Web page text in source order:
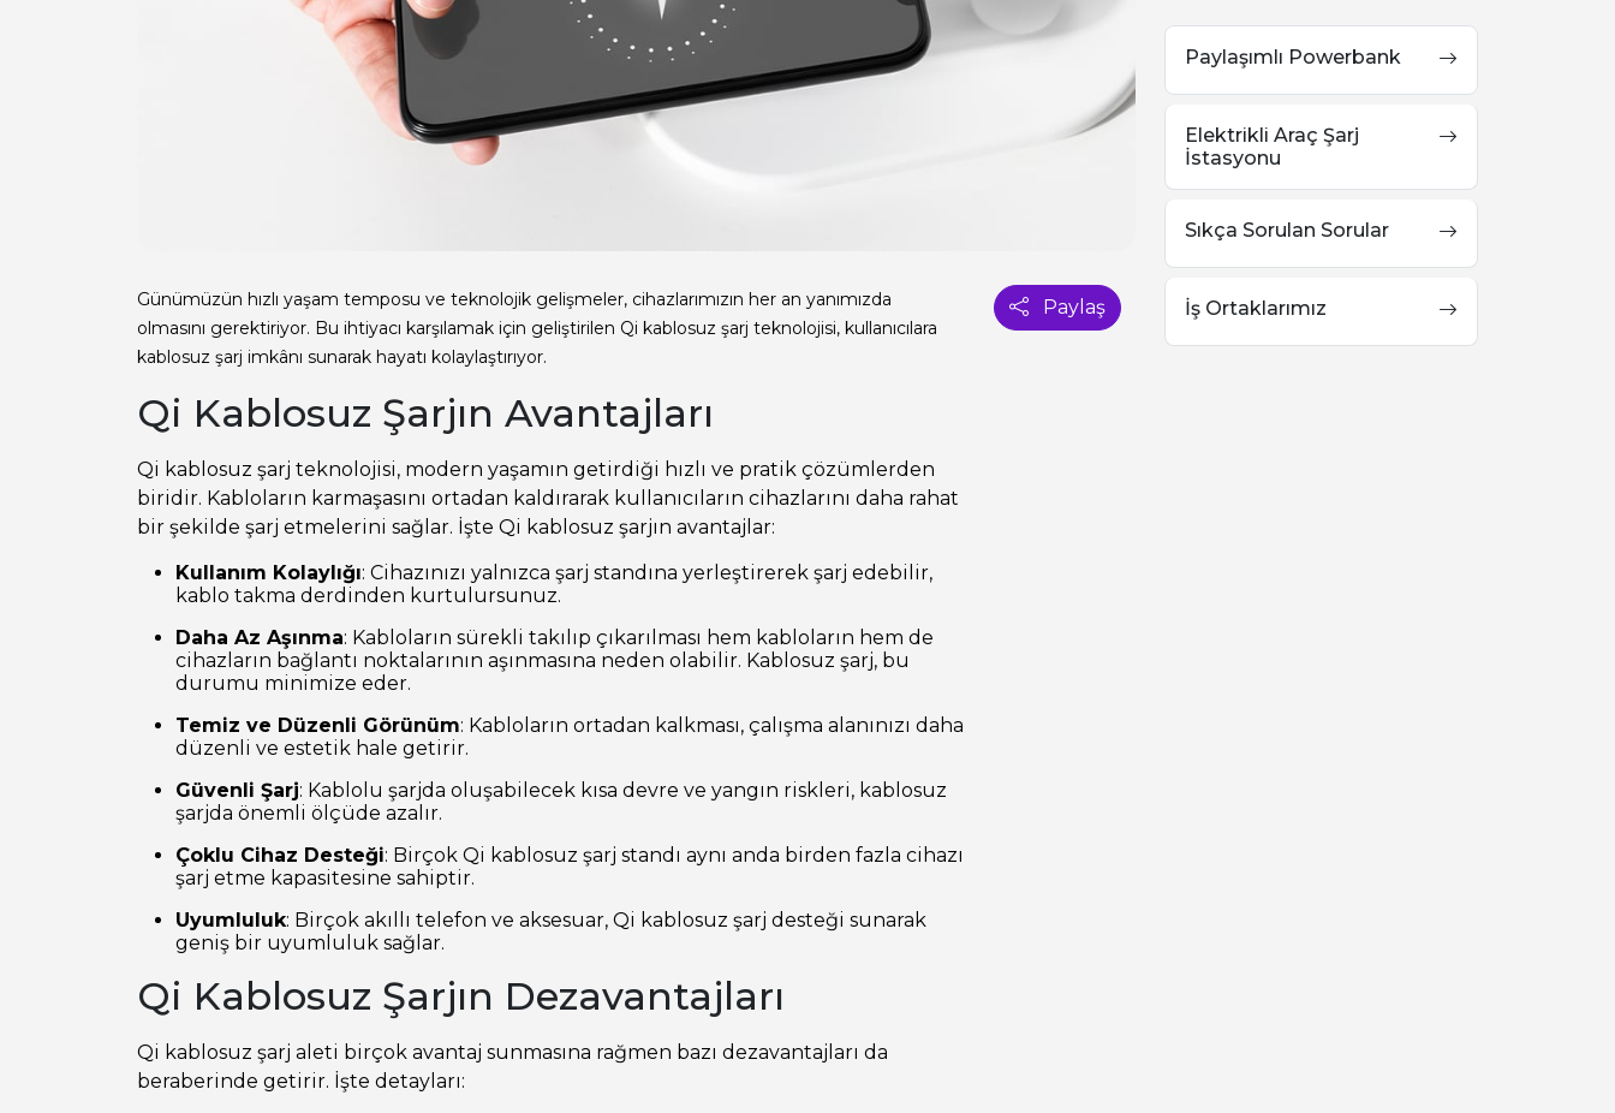
Paylaş
Günümüzün hızlı yaşam temposu ve teknolojik gelişmeler, cihazlarımızın her an yanımızda
olmasını gerektiriyor. Bu ihtiyacı karşılamak için geliştirilen Qi kablosuz şarj teknolojisi, kullanıcılara
kablosuz şarj imkânı sunarak hayatı kolaylaştırıyor.
Qi Kablosuz Şarjın Avantajları
Qi kablosuz şarj teknolojisi, modern yaşamın getirdiği hızlı ve pratik çözümlerden
biridir. Kabloların karmaşasını ortadan kaldırarak kullanıcıların cihazlarını daha rahat
bir şekilde şarj etmelerini sağlar. İşte Qi kablosuz şarjın avantajlar:
Kullanım Kolaylığı: Cihazınızı yalnızca şarj standına yerleştirerek şarj edebilir,
kablo takma derdinden kurtulursunuz.
Daha Az Aşınma: Kabloların sürekli takılıp çıkarılması hem kabloların hem de
cihazların bağlantı noktalarının aşınmasına neden olabilir. Kablosuz şarj, bu
durumu minimize eder.
Temiz ve Düzenli Görünüm: Kabloların ortadan kalkması, çalışma alanınızı daha
düzenli ve estetik hale getirir.
Güvenli Şarj: Kablolu şarjda oluşabilecek kısa devre ve yangın riskleri, kablosuz
şarjda önemli ölçüde azalır.
Çoklu Cihaz Desteği: Birçok Qi kablosuz şarj standı aynı anda birden fazla cihazı
şarj etme kapasitesine sahiptir.
Uyumluluk: Birçok akıllı telefon ve aksesuar, Qi kablosuz şarj desteği sunarak
geniş bir uyumluluk sağlar.
Qi Kablosuz Şarjın Dezavantajları
Qi kablosuz şarj aleti birçok avantaj sunmasına rağmen bazı dezavantajları da
beraberinde getirir. İşte detayları:
Paylaşımlı Powerbank
Elektrikli Araç Şarj
İstasyonu
Sıkça Sorulan Sorular
İş Ortaklarımız